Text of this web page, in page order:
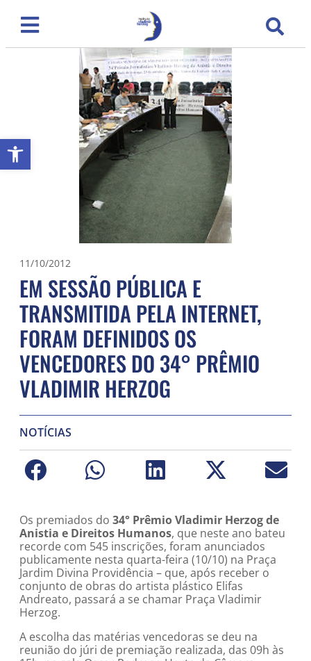
Abrir a barra de ferramentas
11/10/2012
EM SESSÃO PÚBLICA E
TRANSMITIDA PELA INTERNET,
FORAM DEFINIDOS OS
VENCEDORES DO 34° PRÊMIO
VLADIMIR HERZOG
NOTÍCIAS
Os premiados do 34° Prêmio Vladimir Herzog de
Anistia e Direitos Humanos, que neste ano bateu
recorde com 545 inscrições, foram anunciados
publicamente nesta quarta-feira (10/10) na Praça
Jardim Divina Providência – que, após receber o
conjunto de obras do artista plástico Elifas
Andreato, passará a se chamar Praça Vladimir
Herzog.
A escolha das matérias vencedoras se deu na
reunião do júri de premiação realizada, das 09h às